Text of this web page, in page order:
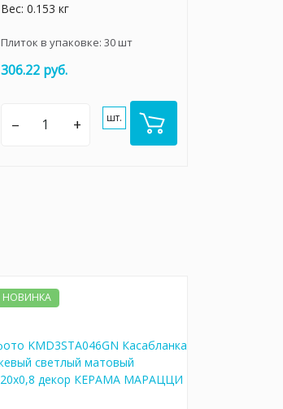
Вес: 0.153 кг
Плиток в упаковке: 30шт
306.22 руб.
– + шт.
НОВИНКА